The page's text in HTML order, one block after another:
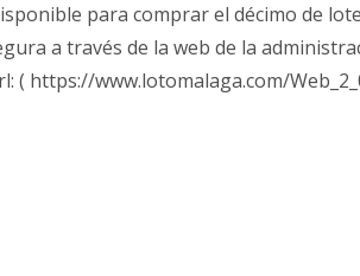
para comprar el décimo de
a través de la web de la
( https://www.lotomalaga.com/